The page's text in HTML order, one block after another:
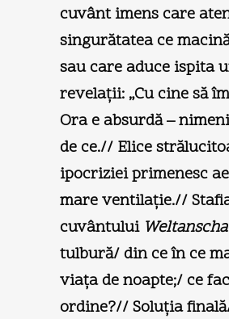
cuvânt imens care
singurătatea ce
sau care aduce ispita
revelaţii: „Cu cine să
Ora e absurdă –
de ce.// Elice
ipocriziei primenesc
mare ventilaţie.//
cuvântului
tulbură/ din ce în ce
viaţa de noapte;/ ce
ordine?// Soluţia